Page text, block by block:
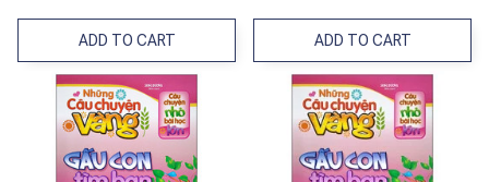
ADD TO CART ADD TO CART